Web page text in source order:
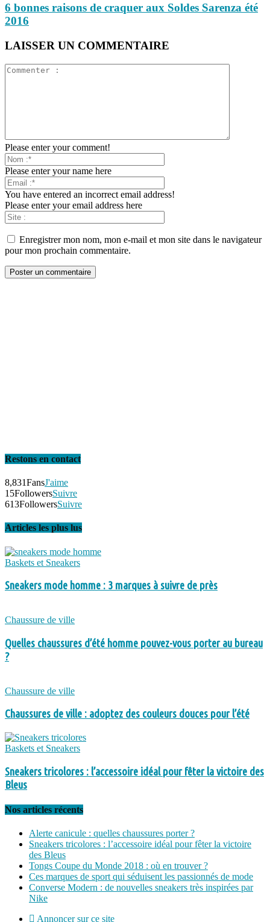
6 bonnes raisons de craquer aux Soldes Sarenza été
2016
LAISSER UN COMMENTAIRE
Please enter your comment!
Please enter your name here
You have entered an incorrect email address!
Please enter your email address here
Enregistrer mon nom, mon e-mail et mon site dans le navigateur
pour mon prochain commentaire.
Restons en contact
8,831FansJ'aime
15FollowersSuivre
613FollowersSuivre
Articles les plus lus
Baskets et Sneakers
Sneakers mode homme : 3 marques à suivre de près
Chaussure de ville
Quelles chaussures d’été homme pouvez-vous porter au bureau
?
Chaussure de ville
Chaussures de ville : adoptez des couleurs douces pour l’été
Baskets et Sneakers
Sneakers tricolores : l’accessoire idéal pour fêter la victoire des
Bleus
Nos articles récents
Alerte canicule : quelles chaussures porter ?
Sneakers tricolores : l’accessoire idéal pour fêter la victoire
des Bleus
Tongs Coupe du Monde 2018 : où en trouver ?
Ces marques de sport qui séduisent les passionnés de mode
Converse Modern : de nouvelles sneakers très inspirées par
Nike
Annoncer sur ce site